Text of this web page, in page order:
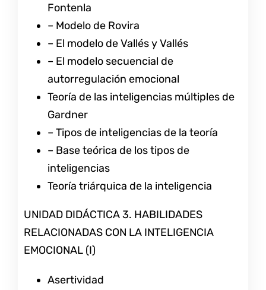
Fontenla
– Modelo de Rovira
– El modelo de Vallés y Vallés
– El modelo secuencial de
autorregulación emocional
Teoría de las inteligencias múltiples de
Gardner
– Tipos de inteligencias de la teoría
– Base teórica de los tipos de
inteligencias
Teoría triárquica de la inteligencia
UNIDAD DIDÁCTICA 3. HABILIDADES
RELACIONADAS CON LA INTELIGENCIA
EMOCIONAL (I)
Asertividad